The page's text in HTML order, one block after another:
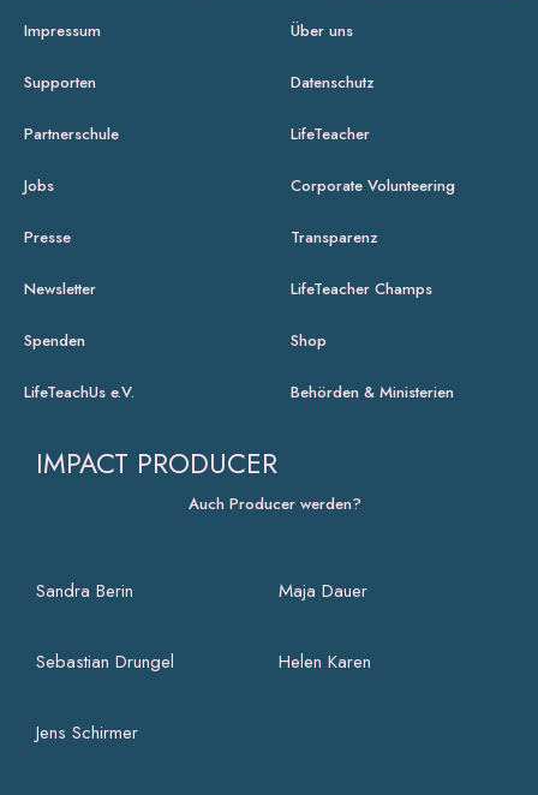
Impressum Über uns
Supporten Datenschutz
Partnerschule LifeTeacher
Jobs Corporate Volunteering
Presse Transparenz
Newsletter LifeTeacher Champs
Spenden Shop
LifeTeachUs e.V. Behörden & Ministerien
IMPACT PRODUCER
Auch Producer werden?
Sandra Berin Maja Dauer
Sebastian Drungel Helen Karen
Jens Schirmer